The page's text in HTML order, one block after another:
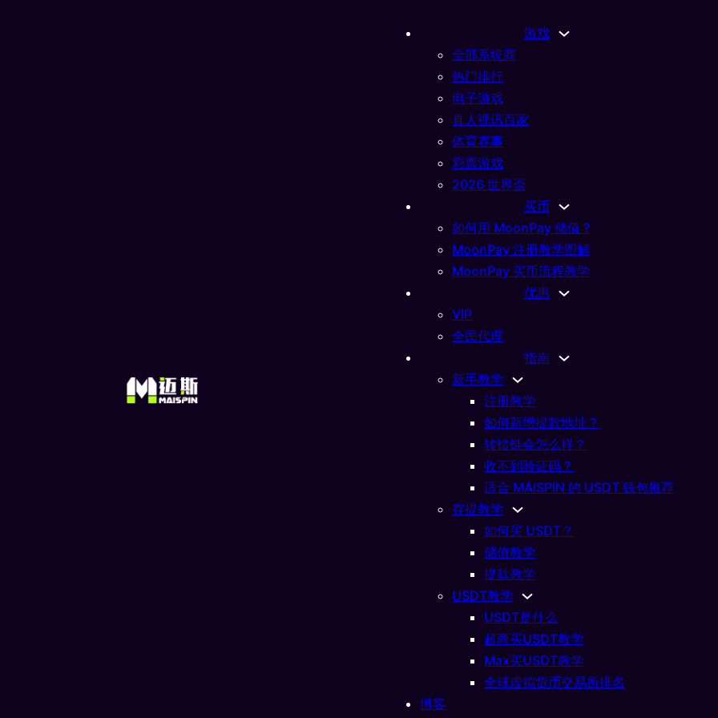
游戏
全部系统商
热门排行
电子游戏
真人视讯百家
体育赛事
彩票游戏
2026 世界盃
买币
如何用 MoonPay 储值 ?
MoonPay 注册教学图解
MoonPay 买币流程教学
优惠
VIP
全民代理
指南
新手教学
注册教学
如何新增提款地址？
转错链会怎么样？
收不到验证码？
适合 MAISPIN 的 USDT 钱包推荐
存提教学
如何买 USDT？
储值教学
提款教学
USDT教学
USDT是什么
超商买USDT教学
Max买USDT教学
全球虚拟货币交易所排名
博客
世界杯
日本逼平荷兰后气势正好！突尼西亚对
1:2，F组第二轮压力战登场
21/06/2026